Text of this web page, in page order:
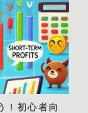
！初心者向